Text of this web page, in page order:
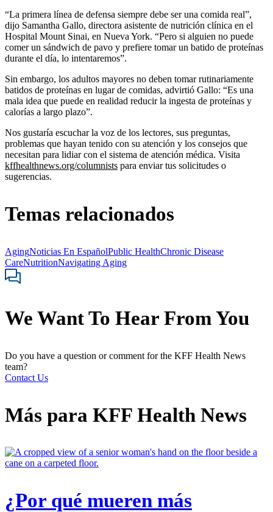
“La primera línea de defensa siempre debe ser una comida real”,
dijo Samantha Gallo, directora asistente de nutrición clínica en el
Hospital Mount Sinai, en Nueva York. “Pero si alguien no puede
comer un sándwich de pavo y prefiere tomar un batido de proteínas
durante el día, lo intentaremos”.
Sin embargo, los adultos mayores no deben tomar rutinariamente
batidos de proteínas en lugar de comidas, advirtió Gallo: “Es una
mala idea que puede en realidad reducir la ingesta de proteínas y
calorías a largo plazo”.
Nos gustaría escuchar la voz de los lectores, sus preguntas,
problemas que hayan tenido con su atención y los consejos que
necesitan para lidiar con el sistema de atención médica. Visita
kffhealthnews.org/columnists para enviar tus solicitudes o
sugerencias.
Temas relacionados
AgingNoticias En EspañolPublic HealthChronic Disease
CareNutritionNavigating Aging
We Want To Hear From You
Do you have a question or comment for the KFF Health News
team?
Contact Us
Más para KFF Health News
¿Por qué mueren más